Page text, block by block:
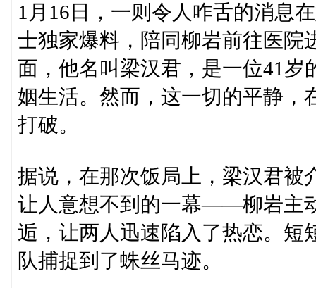
1月16日，一则令人咋舌的消息
士独家爆料，陪同柳岩前往医院
面，他名叫梁汉君，是一位41
姻生活。然而，这一切的平静，
打破。
据说，在那次饭局上，梁汉君被
让人意想不到的一幕——柳岩主
逅，让两人迅速陷入了热恋。短
队捕捉到了蛛丝马迹。